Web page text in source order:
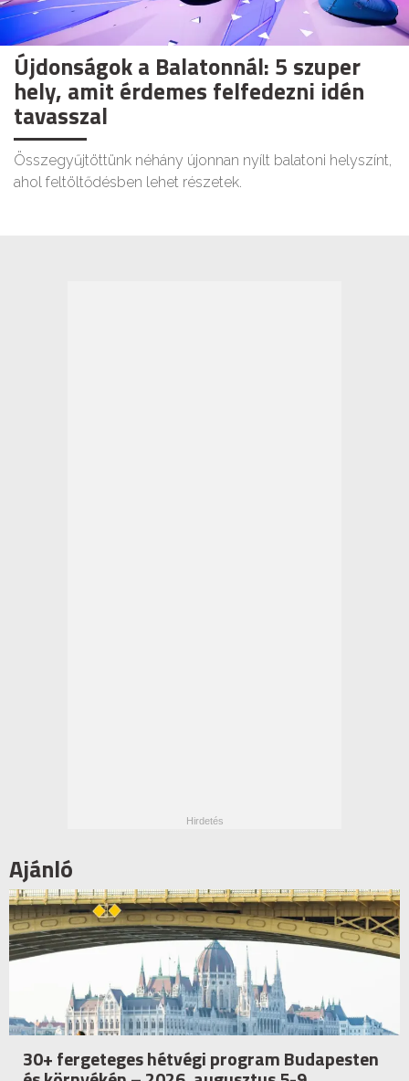
Újdonságok a Balatonnál: 5 szuper
hely, amit érdemes felfedezni idén
tavasszal
Összegyűjtöttünk néhány újonnan nyílt balatoni helyszínt,
ahol feltöltődésben lehet részetek.
Ajánló
30+ fergeteges hétvégi program Budapesten